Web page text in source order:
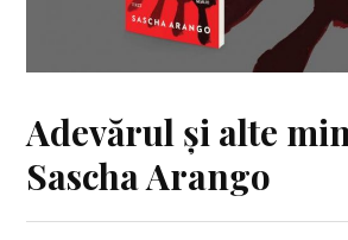
Adevărul și alte
Sascha Arango